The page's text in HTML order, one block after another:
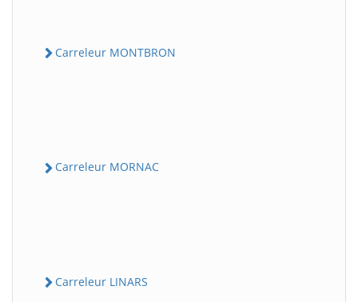
Carreleur MONTBRON
Carreleur MORNAC
Carreleur LINARS